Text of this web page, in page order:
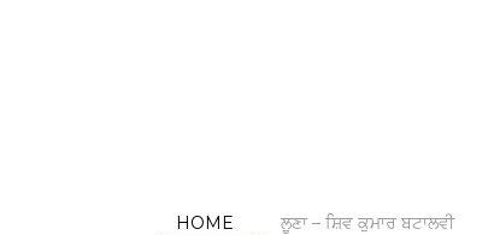
HOME ਲੂਣਾ – ਸ਼ਿਵ ਕੁਮਾਰ ਬਟਾਲਵੀ